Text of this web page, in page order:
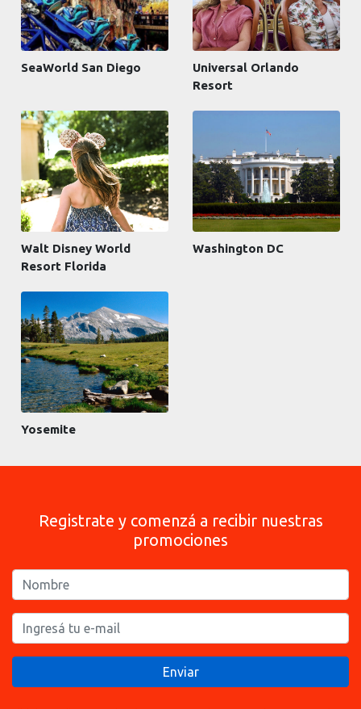
SeaWorld San Diego
Universal Orlando
Resort
Walt Disney World
Resort Florida
Washington DC
Yosemite
Registrate y comenzá a recibir nuestras
promociones
Enviar